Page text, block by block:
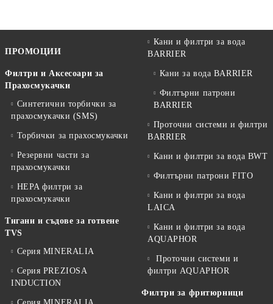
ПРОМОЦИИ
Филтри и Аксесоари за
Прахосмукачки
Синтетични торбички за
прахосмукачки (SMS)
Торбички за прахосмукачки
Резервни части за
прахосмукачки
HEPA филтри за
прахосмукачки
Тигани и съдове за готвене
TVS
Серия MINERALIA
Серия PREZIOSA
INDUCTION
Кани и филтри за вода
BARRIER
Кани за вода BARRIER
Филтърни патрони
BARRIER
Проточни системи и филтри
BARRIER
Кани и филтри за вода BWT
Филтърни патрони FITO
Кани и филтри за вода
LAICA
Кани и филтри за вода
AQUAPHOR
Проточни системи и
филтри AQUAPHOR
Филтри за фритюрници